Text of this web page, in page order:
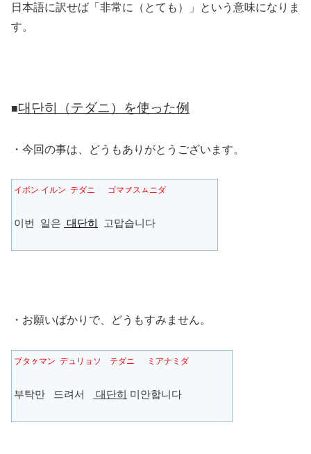
日本語に訳せば「非常に（とても）」という意味になりま
す。
■대단히（テダニ）を使った例
・今回の事は、どうもありがとうございます。
イボン イルン テダニ ゴマㇷ゚スㇺニダ
이번 일은 대단히 고맙습니다
・お願いばかりで、どうもすみません。
ブタㇰマン デュリョソ テダニ ミアナミダ
부탁만 드려서 대단히 미안합니다